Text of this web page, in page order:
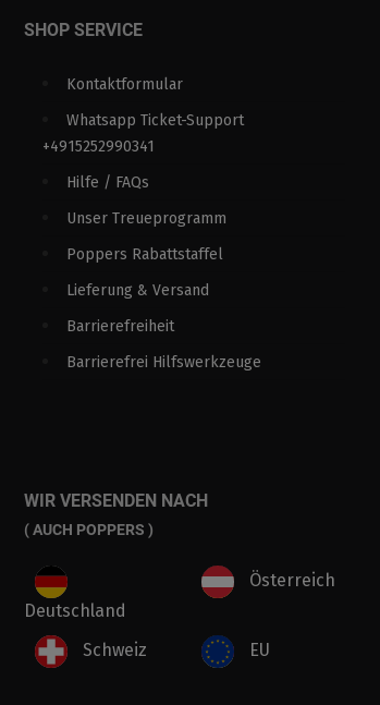
SHOP SERVICE
Kontaktformular
Whatsapp Ticket-Support
+4915252990341
Hilfe / FAQs
Unser Treueprogramm
Poppers Rabattstaffel
Lieferung & Versand
Barrierefreiheit
Barrierefrei Hilfswerkzeuge
WIR VERSENDEN NACH
( AUCH POPPERS )
Deutschland
Österreich
Schweiz EU